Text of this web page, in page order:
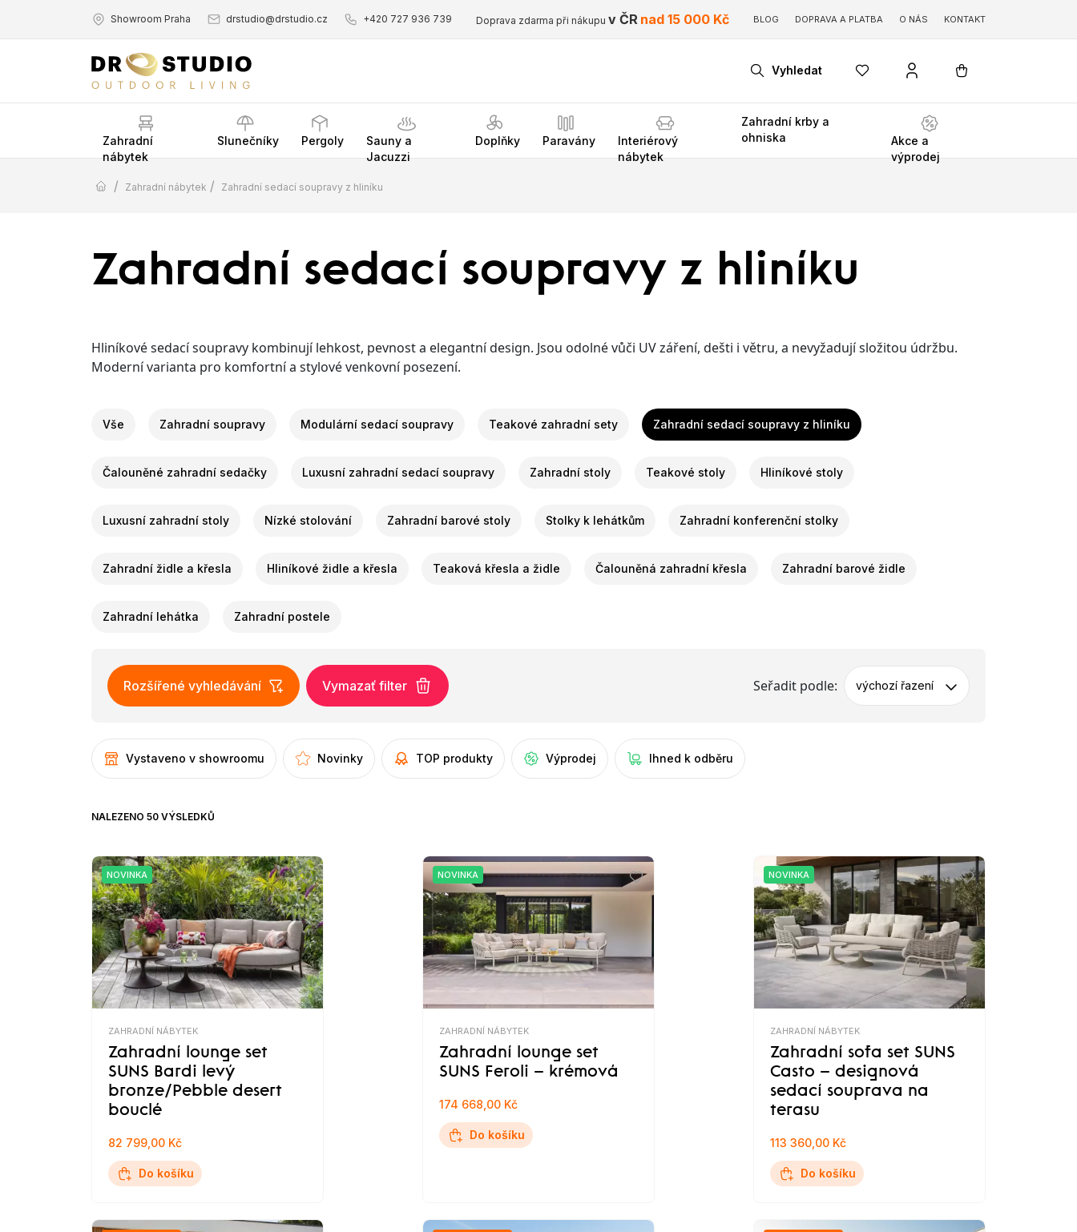
Showroom Praha drstudio@drstudio.cz +420 727 936 739 Doprava zdarma při nákupu v ČR nad 15 000 Kč BLOG DOPRAVA A PLATBA O NÁS KONTAKT
Vyhledat
Zahradní
nábytek
Slunečníky Pergoly
Sauny a
Jacuzzi
Doplňky Paravány
Interiérový
nábytek
Zahradní krby a
ohniska
Akce a
výprodej
/ Zahradní nábytek / Zahradní sedací soupravy z hliníku
Zahradní sedací soupravy z hliníku
Hliníkové sedací soupravy kombinují lehkost, pevnost a elegantní design. Jsou odolné vůči UV záření, dešti i větru, a nevyžadují složitou údržbu.
Moderní varianta pro komfortní a stylové venkovní posezení.
Vše Zahradní soupravy Modulární sedací soupravy Teakové zahradní sety Zahradní sedací soupravy z hliníku
Čalouněné zahradní sedačky Luxusní zahradní sedací soupravy Zahradní stoly Teakové stoly Hliníkové stoly
Luxusní zahradní stoly Nízké stolování Zahradní barové stoly Stolky k lehátkům Zahradní konferenční stolky
Zahradní židle a křesla Hliníkové židle a křesla Teaková křesla a židle Čalouněná zahradní křesla Zahradní barové židle
Zahradní lehátka Zahradní postele
Rozšířené vyhledávání Vymazať filter Seřadit podle: výchozí řazení
Vystaveno v showroomu Novinky TOP produkty Výprodej Ihned k odběru
NALEZENO 50 VÝSLEDKŮ
NOVINKA
ZAHRADNÍ NÁBYTEK
Zahradní lounge set
SUNS Bardi levý
bronze/Pebble desert
bouclé
82 799,00 Kč
Do košíku
NOVINKA
ZAHRADNÍ NÁBYTEK
Zahradní lounge set
SUNS Feroli – krémová
174 668,00 Kč
Do košíku
NOVINKA
ZAHRADNÍ NÁBYTEK
Zahradní sofa set SUNS
Casto – designová
sedací souprava na
terasu
113 360,00 Kč
Do košíku